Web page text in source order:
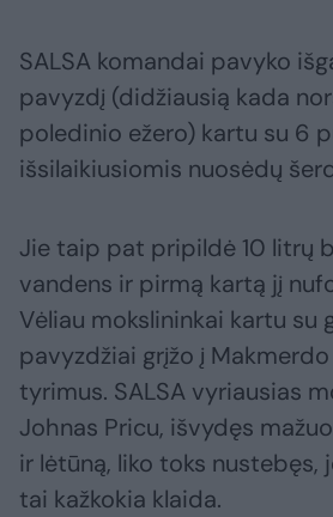
SALSA komandai pavyko
pavyzdį (didžiausią kada
poledinio ežero) kartu su 6
išsilaikiusiomis nuosėdų
Jie taip pat pripildė 10 litrų
vandens ir pirmą kartą jį
Vėliau mokslininkai kartu su
pavyzdžiai grįžo į
tyrimus. SALSA vyriausias
Johnas Pricu, išvydęs
ir lėtūną, liko toks nustebęs,
tai kažkokia klaida.